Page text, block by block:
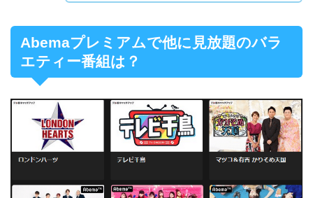
Abemaプレミアムで他に見放題のバラ
エティー番組は？